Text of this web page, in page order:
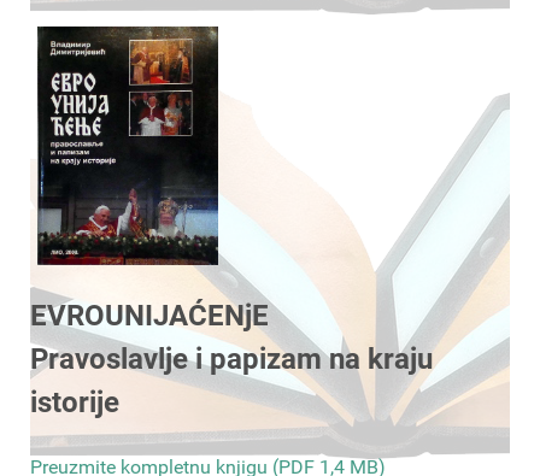
EVROUNIJAĆENjE
Pravoslavlje i papizam na kraju
istorije
Preuzmite kompletnu knjigu (PDF 1,4 MB)